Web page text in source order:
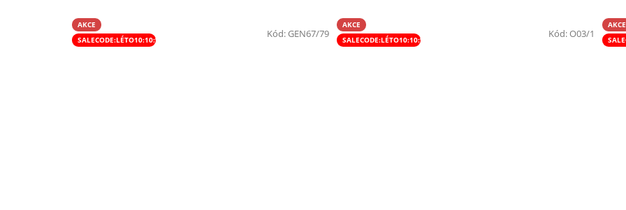
AKCE
SALECODE:LÉTO10:10:%
Kód:GEN67/79
AKCE
SALECODE:LÉTO10:10:%
Kód:O03/1
AKCE